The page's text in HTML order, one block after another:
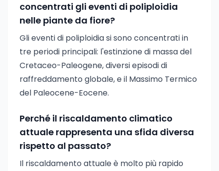
concentrati gli eventi di poliploidia
nelle piante da fiore?
Gli eventi di poliploidia si sono concentrati in
tre periodi principali: l'estinzione di massa del
Cretaceo-Paleogene, diversi episodi di
raffreddamento globale, e il Massimo Termico
del Paleocene-Eocene.
Perché il riscaldamento climatico
attuale rappresenta una sfida diversa
rispetto al passato?
Il riscaldamento attuale è molto più rapido